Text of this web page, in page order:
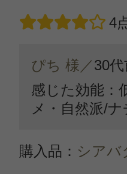
4
ぴち 様／30代
感じた効能：
メ・自然派/
購入品： シアバ